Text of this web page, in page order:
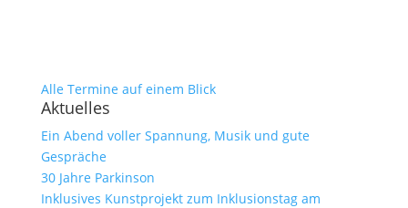
Alle Termine auf einem Blick
Aktuelles
Ein Abend voller Spannung, Musik und gute
Gespräche
30 Jahre Parkinson
Inklusives Kunstprojekt zum Inklusionstag am